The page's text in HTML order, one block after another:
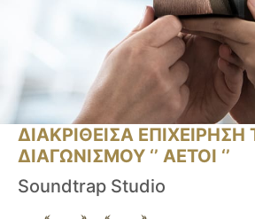
ΔΙΑΚΡΙΘΕΙΣΑ ΕΠΙΧΕΙΡΗΣΗ
ΔΙΑΓΩΝΙΣΜΟΥ ‘’ ΑΕΤΟΙ ‘’
Soundtrap Studio